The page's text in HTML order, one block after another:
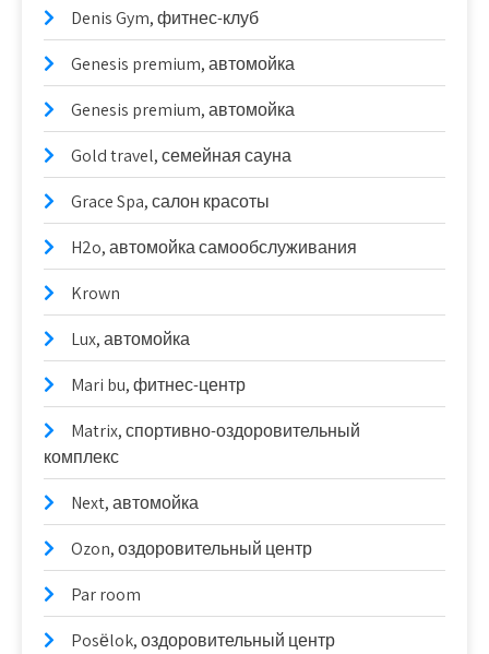
Denis Gym, фитнес-клуб
Genesis premium, автомойка
Genesis premium, автомойка
Gold travel, семейная сауна
Grace Spa, салон красоты
H2o, автомойка самообслуживания
Krown
Lux, автомойка
Mari bu, фитнес-центр
Matrix, спортивно-оздоровительный
комплекс
Next, автомойка
Ozon, оздоровительный центр
Par room
Posёlok, оздоровительный центр